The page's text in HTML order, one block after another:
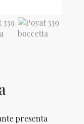
presenta